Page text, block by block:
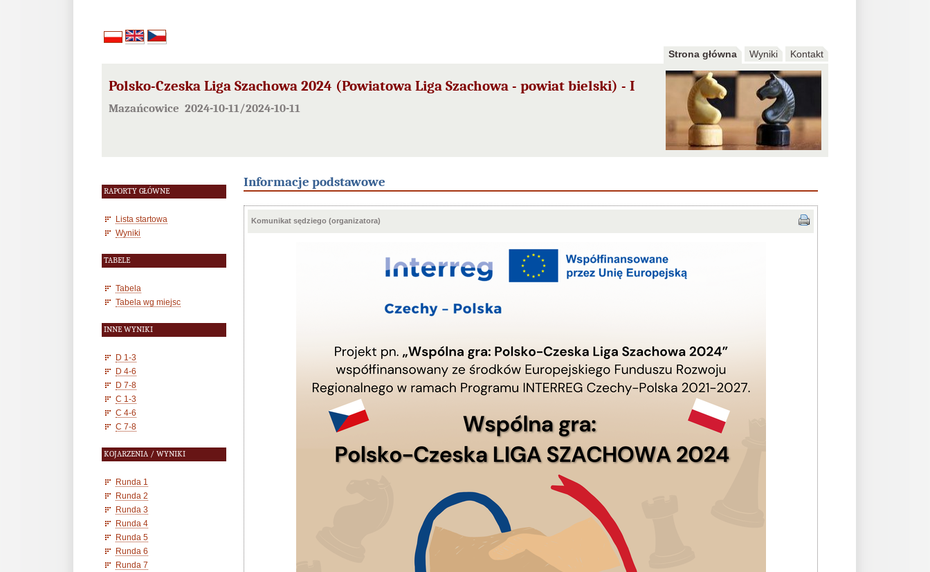
Strona główna Wyniki Kontakt
Polsko-Czeska Liga Szachowa 2024 (Powiatowa Liga Szachowa - powiat bielski) - I
Mazańcowice 2024-10-11/2024-10-11
RAPORTY GŁÓWNE
Lista startowa
Wyniki
TABELE
Tabela
Tabela wg miejsc
INNE WYNIKI
D 1-3
D 4-6
D 7-8
C 1-3
C 4-6
C 7-8
KOJARZENIA / WYNIKI
Runda 1
Runda 2
Runda 3
Runda 4
Runda 5
Runda 6
Runda 7
Informacje podstawowe
Komunikat sędziego (organizatora)